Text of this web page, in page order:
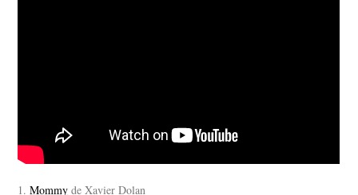
1.Mommy de Xavier Dolan